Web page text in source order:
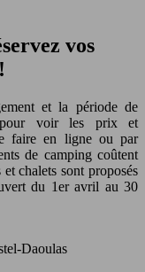
vos
et la période de
pour voir les prix et
faire en ligne ou par
de camping coûtent
chalets sont proposés
du 1er avril au 30
Daoulas